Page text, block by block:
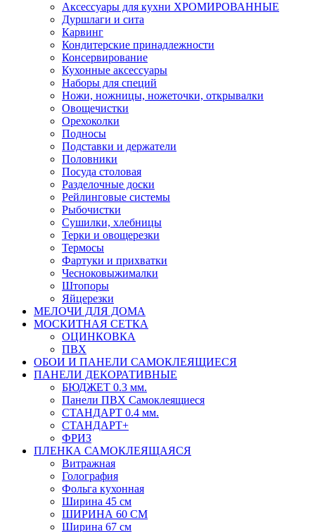
Аксессуары для кухни ХРОМИРОВАННЫЕ
Дуршлаги и сита
Карвинг
Кондитерские принадлежности
Консервирование
Кухонные аксессуары
Наборы для специй
Ножи, ножницы, ножеточки, открывалки
Овощечистки
Орехоколки
Подносы
Подставки и держатели
Половники
Посуда столовая
Разделочные доски
Рейлинговые системы
Рыбочистки
Сушилки, хлебницы
Терки и овощерезки
Термосы
Фартуки и прихватки
Чесноковыжималки
Штопоры
Яйцерезки
МЕЛОЧИ ДЛЯ ДОМА
МОСКИТНАЯ СЕТКА
ОЦИНКОВКА
ПВХ
ОБОИ И ПАНЕЛИ САМОКЛЕЯЩИЕСЯ
ПАНЕЛИ ДЕКОРАТИВНЫЕ
БЮДЖЕТ 0.3 мм.
Панели ПВХ Самоклеящиеся
СТАНДАРТ 0.4 мм.
СТАНДАРТ+
ФРИЗ
ПЛЕНКА САМОКЛЕЯЩАЯСЯ
Витражная
Голография
Фольга кухонная
Ширина 45 см
ШИРИНА 60 СМ
Ширина 67 см